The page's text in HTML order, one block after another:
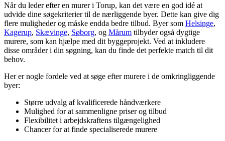
Når du leder efter en murer i Torup, kan det være en god idé at
udvide dine søgekriterier til de nærliggende byer. Dette kan give dig
flere muligheder og måske endda bedre tilbud. Byer som Helsinge,
Kagerup, Skævinge, Søborg, og Mårum tilbyder også dygtige
murere, som kan hjælpe med dit byggeprojekt. Ved at inkludere
disse områder i din søgning, kan du finde det perfekte match til dit
behov.
Her er nogle fordele ved at søge efter murere i de omkringliggende
byer:
Større udvalg af kvalificerede håndværkere
Mulighed for at sammenligne priser og tilbud
Flexibilitet i arbejdskraftens tilgængelighed
Chancer for at finde specialiserede murere